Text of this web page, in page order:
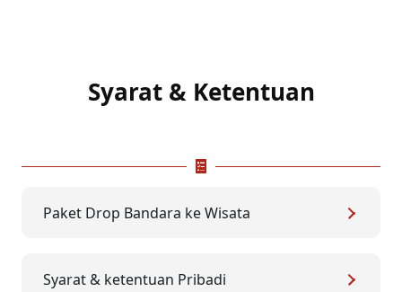
Syarat & Ketentuan
Paket Drop Bandara ke Wisata
Syarat & ketentuan Pribadi